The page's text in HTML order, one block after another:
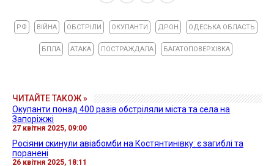
РФ ВІЙНА ОБСТРІЛИ ОКУПАНТИ ДРОН ОДЕСЬКА ОБЛАСТЬ
БПЛА АТАКА ПОСТРАЖДАЛА БАГАТОПОВЕРХІВКА
ЧИТАЙТЕ ТАКОЖ »
Окупанти понад 400 разів обстріляли міста та села на
Запоріжжі
27 квітня 2025, 09:00
Росіяни скинули авіабомби на Костянтинівку: є загиблі та
поранені
26 квітня 2025, 18:11